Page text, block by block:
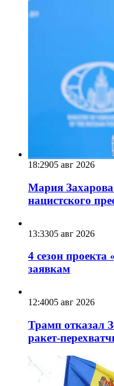
18:2905 авг 2026
Мария Захарова
нацистского
13:3305 авг 2026
4 сезон
заявкам
12:4005 авг 2026
Трамп отказал
ракет-